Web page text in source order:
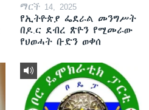
ማርች 14, 2025
የኢትዮጵያ ፌደራል መንግሥት
በዶ.ር ደብረ ጽዮን የሚመራው
የህወሓት ቡድን ወቀሰ